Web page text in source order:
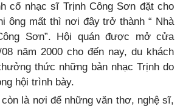
cố nhạc sĩ Trịnh Công Sơn đặt cho
ông mất thì nơi đây trở thành “ Nhà
Sơn”. Hội quán được mở cửa
năm 2000 cho đến nay, du khách
thức những bản nhạc Trịnh do
hội trình bày.
là nơi để những văn thơ, nghệ sĩ,